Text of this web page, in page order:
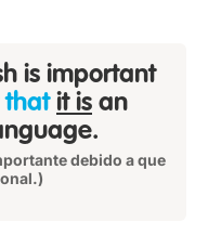
is important
that it is an
debido a que